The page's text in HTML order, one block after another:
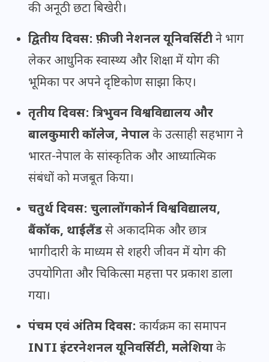
की अनूठी छटा बिखेरी।
द्वितीय दिवस: फ़ीजी नेशनल यूनिवर्सिटीने भाग
लेकर आधुनिक स्वास्थ्य और शिक्षा में योग की
भूमिका पर अपने दृष्टिकोण साझा किए।
तृतीय दिवस: त्रिभुवन विश्वविद्यालय और
बालकुमारी कॉलेज, नेपालके उत्साही सहभाग ने
भारत-नेपाल के सांस्कृतिक और आध्यात्मिक
संबंधों को मजबूत किया।
चतुर्थ दिवस: चुलालोंगकोर्न विश्वविद्यालय,
बैंकॉक, थाईलैंडसे अकादमिक और छात्र
भागीदारी के माध्यम से शहरी जीवन में योग की
उपयोगिता और चिकित्सा महत्ता पर प्रकाश डाला
गया।
पंचम एवं अंतिम दिवस: कार्यक्रम का समापन
INTI इंटरनेशनल यूनिवर्सिटी, मलेशियाके